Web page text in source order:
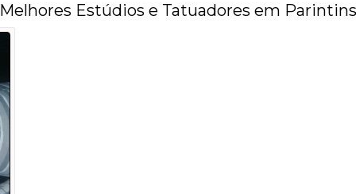
Melhores Estúdios e Tatuadores em Parintins